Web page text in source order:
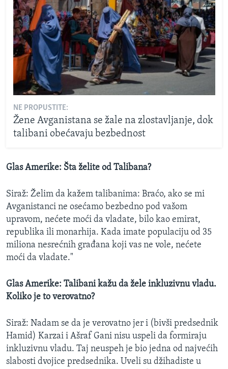
NE PROPUSTITE:
Žene Avganistana se žale na zlostavljanje, dok
talibani obećavaju bezbednost
Glas Amerike: Šta želite od Talibana?
Siraž: Želim da kažem talibanima: Braćo, ako se mi
Avganistanci ne osećamo bezbedno pod vašom
upravom, nećete moći da vladate, bilo kao emirat,
republika ili monarhija. Kada imate populaciju od 35
miliona nesrećnih građana koji vas ne vole, nećete
moći da vladate."
Glas Amerike: Talibani kažu da žele inkluzivnu vladu.
Koliko je to verovatno?
Siraž: Nadam se da je verovatno jer i (bivši predsednik
Hamid) Karzai i Ašraf Gani nisu uspeli da formiraju
inkluzivnu vladu. Taj neuspeh je bio jedna od najvećih
slabosti dvojice predsednika. Uveli su džihadiste u